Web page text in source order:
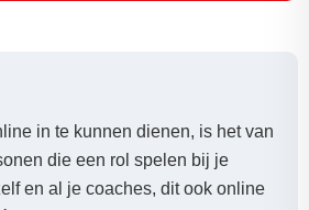
in te kunnen dienen, is het van
die een rol spelen bij je
en al je coaches, dit ook online